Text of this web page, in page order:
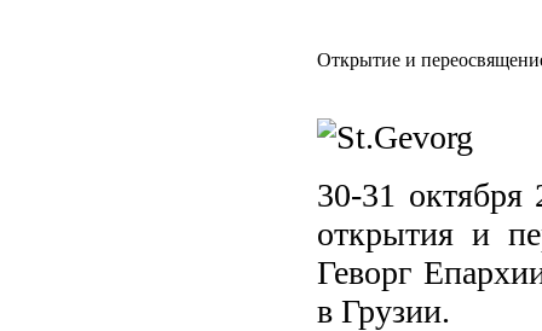
Открытие и
30-31 октября
открытия и
Геворг
в Грузии.